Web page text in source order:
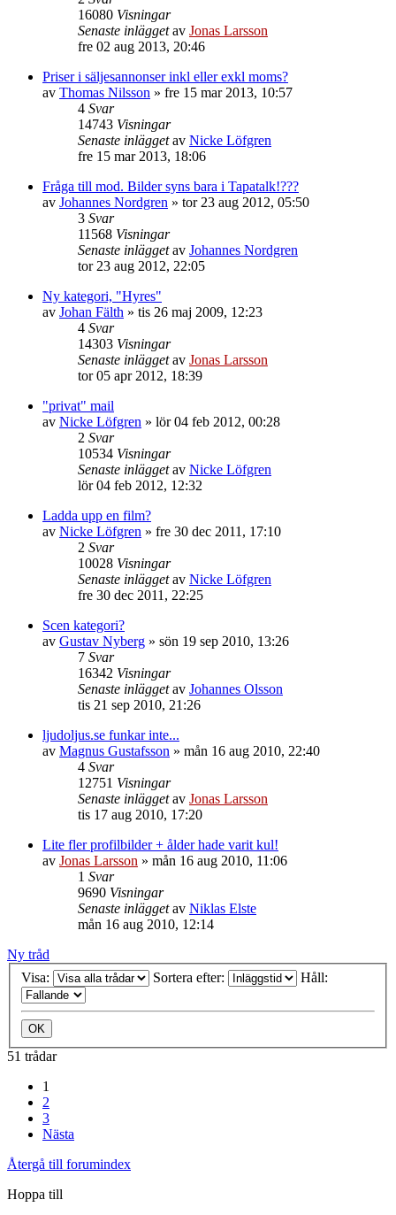
16080 Visningar
Senaste inläggetav Jonas Larsson
fre 02 aug 2013, 20:46
Priser i säljesannonser inkl eller exkl moms?
av Thomas Nilsson » fre 15 mar 2013, 10:57
4 Svar
14743 Visningar
Senaste inläggetav Nicke Löfgren
fre 15 mar 2013, 18:06
Fråga till mod. Bilder syns bara i Tapatalk!???
av Johannes Nordgren » tor 23 aug 2012, 05:50
3 Svar
11568 Visningar
Senaste inläggetav Johannes Nordgren
tor 23 aug 2012, 22:05
Ny kategori, "Hyres"
av Johan Fälth » tis 26 maj 2009, 12:23
4 Svar
14303 Visningar
Senaste inläggetav Jonas Larsson
tor 05 apr 2012, 18:39
"privat" mail
av Nicke Löfgren » lör 04 feb 2012, 00:28
2 Svar
10534 Visningar
Senaste inläggetav Nicke Löfgren
lör 04 feb 2012, 12:32
Ladda upp en film?
av Nicke Löfgren » fre 30 dec 2011, 17:10
2 Svar
10028 Visningar
Senaste inläggetav Nicke Löfgren
fre 30 dec 2011, 22:25
Scen kategori?
av Gustav Nyberg » sön 19 sep 2010, 13:26
7 Svar
16342 Visningar
Senaste inläggetav Johannes Olsson
tis 21 sep 2010, 21:26
ljudoljus.se funkar inte...
av Magnus Gustafsson » mån 16 aug 2010, 22:40
4 Svar
12751 Visningar
Senaste inläggetav Jonas Larsson
tis 17 aug 2010, 17:20
Lite fler profilbilder + ålder hade varit kul!
av Jonas Larsson » mån 16 aug 2010, 11:06
1 Svar
9690 Visningar
Senaste inläggetav Niklas Elste
mån 16 aug 2010, 12:14
Ny tråd
Visa:
Sortera efter: Håll:
51 trådar
1
2
3
Nästa
Återgå till forumindex
Hoppa till